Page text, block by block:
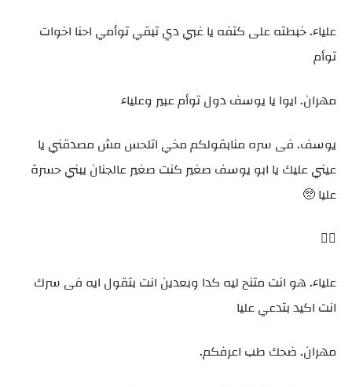
علياء. خبطته على كتفه يا غبي دي تبقي توأمي احنا اخوات
توأم
مهران. ايوا يا يوسف دول توأم عبير وعلياء
يوسف. فى سره منابقولكم مخي اتلحس مش مصدقني يا
عيني عليك يا ابو يوسف صغير كنت صغير عالجنان يبني حسرة
عليا 🥺
علياء. هو انت متنح ليه كدا وبعدين انت بتقول ايه فى سرك
انت اكيد بتدعي عليا
مهران. ضحك طب اعرفكم.